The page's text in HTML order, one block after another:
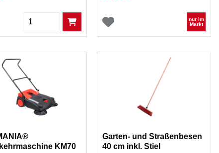
Menge
nur im
Markt
KM70
Garten- und Straßenbesen
40 cm inkl. Stiel